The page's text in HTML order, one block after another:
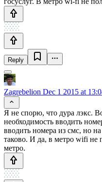
Reply
Zagrebelion Dec 1 2015 at
Я не спорю, что дура лэкс.
необходимость вводить
вводить номера из смс, но
таково. И да, в метро wifi не
метро.